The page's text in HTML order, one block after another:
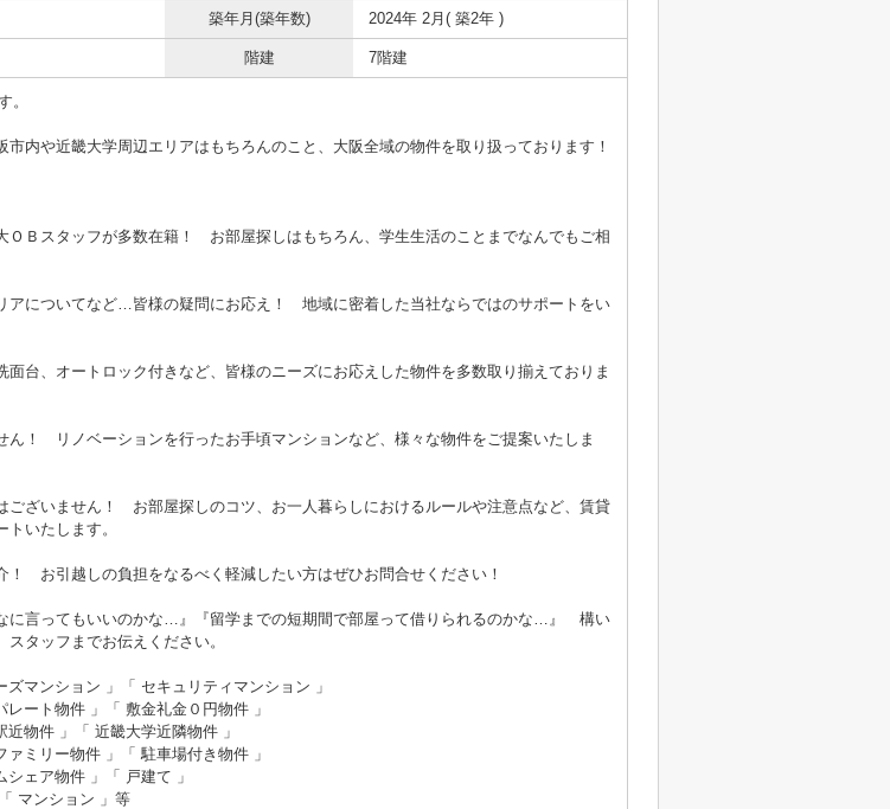
築年月(築年数) 2024年 2月( 築2年 )
階建 7階建
。
市内や近畿大学周辺エリアはもちろんのこと、大阪全域の物件を取り扱っております！
Ｂスタッフが多数在籍！ お部屋探しはもちろん、学生生活のことまでなんでもご相
アについてなど…皆様の疑問にお応え！ 地域に密着した当社ならではのサポートをい
台、オートロック付きなど、皆様のニーズにお応えした物件を多数取り揃えておりま
！ リノベーションを行ったお手頃マンションなど、様々な物件をご提案いたしま
ざいません！ お部屋探しのコツ、お一人暮らしにおけるルールや注意点など、賃貸
いたします。
お引越しの負担をなるべく軽減したい方はぜひお問合せください！
に言ってもいいのかな…』『留学までの短期間で部屋って借りられるのかな…』 構い
タッフまでお伝えください。
ズマンション 」「 セキュリティマンション 」
レート物件 」「 敷金礼金０円物件 」
近物件 」「 近畿大学近隣物件 」
ァミリー物件 」「 駐車場付き物件 」
シェア物件 」「 戸建て 」
マンション 」等